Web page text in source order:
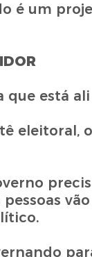
é um
está ali
eleitoral,